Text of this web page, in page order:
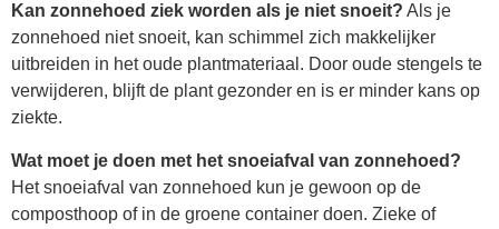
Kan zonnehoed ziek worden als je niet snoeit? Als je
zonnehoed niet snoeit, kan schimmel zich makkelijker
uitbreiden in het oude plantmateriaal. Door oude stengels te
verwijderen, blijft de plant gezonder en is er minder kans op
ziekte.
Wat moet je doen met het snoeiafval van zonnehoed?
Het snoeiafval van zonnehoed kun je gewoon op de
composthoop of in de groene container doen. Zieke of